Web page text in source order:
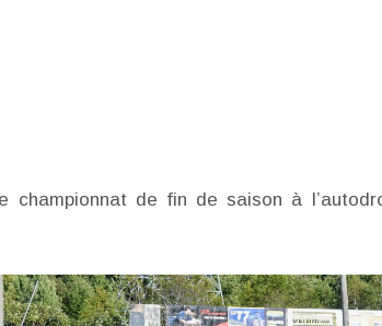
de fin de saison à